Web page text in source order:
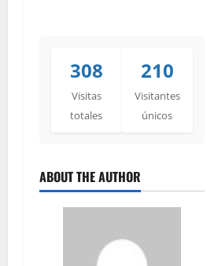
308
Visitas
totales
210
Visitantes
únicos
ABOUT THE AUTHOR